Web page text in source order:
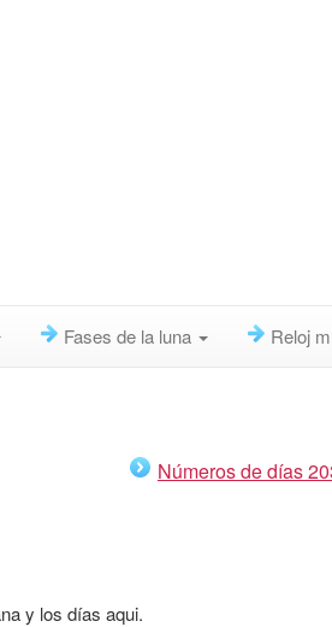
Fases de la luna Reloj
Números de días
y los días aqui.